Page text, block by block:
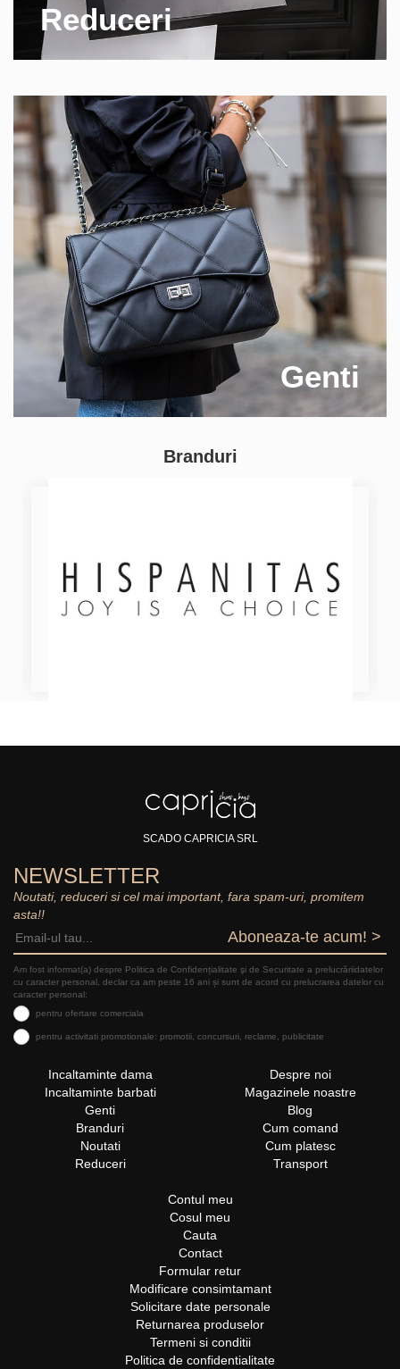
Reduceri
Genti
Branduri
SCADO CAPRICIA SRL
NEWSLETTER
Noutati, reduceri si cel mai important, fara spam-uri, promitem
asta!!
Aboneaza-te acum! >
Am fost informat(a) despre Politica de Confidențialitate şi de Securitate a prelucrăriidatelor
cu caracter personal, declar ca am peste 16 ani și sunt de acord cu prelucrarea datelor cu
caracter personal:
pentru ofertare comerciala
pentru activitati promotionale: promotii, concursuri, reclame, publicitate
Incaltaminte dama
Incaltaminte barbati
Genti
Branduri
Noutati
Reduceri
Despre noi
Magazinele noastre
Blog
Cum comand
Cum platesc
Transport
Contul meu
Cosul meu
Cauta
Contact
Formular retur
Modificare consimtamant
Solicitare date personale
Returnarea produselor
Termeni si conditii
Politica de confidentialitate